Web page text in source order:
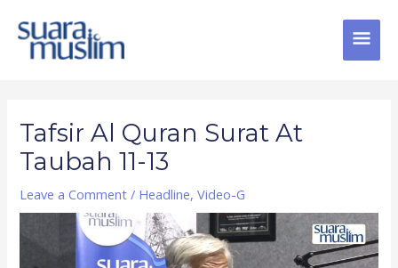
content
Tafsir Al Quran Surat At
Taubah 11-13
Leave a Comment / Headline,Video-G